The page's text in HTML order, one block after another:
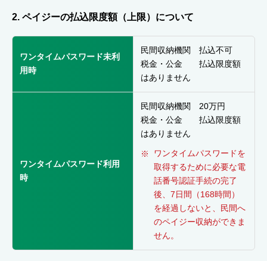
2. ペイジーの払込限度額（上限）について
ワンタイムパスワード未利
用時
民間収納機関 払込不可
税金・公金 払込限度額
はありません
ワンタイムパスワード利用
時
民間収納機関 20万円
税金・公金 払込限度額
はありません
ワンタイムパスワードを
取得するために必要な電
話番号認証手続の完了
後、7日間（168時間）
を経過しないと、民間へ
のペイジー収納ができま
せん。